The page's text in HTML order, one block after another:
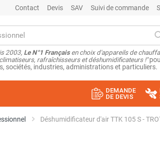
Contact Devis SAV Suivi de commande
2003, Le N°1 Françaisen choix d'appareils de
rafraîchisseurs et déshumidificateurs !"
sociétés, industries, administrations et particuliers.
DEMANDE
DE DEVIS
Déshumidificateur d'air TTK 105 S -